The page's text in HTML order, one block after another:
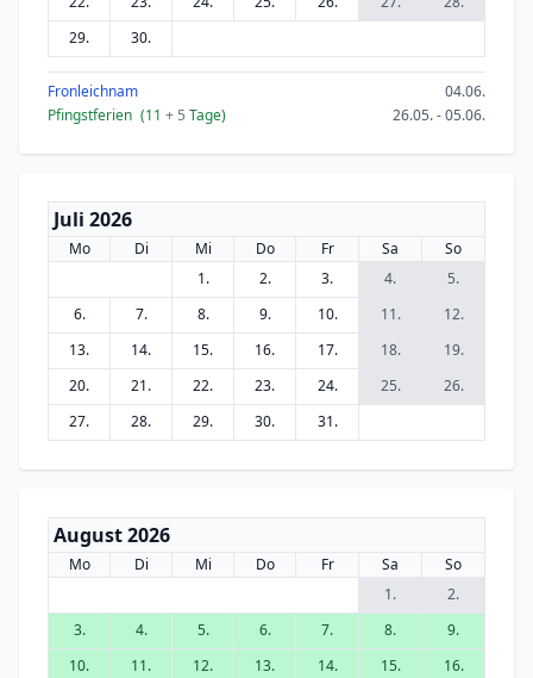
29.
30.
Fronleichnam
04.06.
Pfingstferien (11 + 5 Tage) 26.05. - 05.06.
Juli 2026
Mo Di Mi Do Fr Sa
So
1.
2. 3. 4.
5.
6.
7. 8. 9. 10. 11.
12.
13.
14. 15. 16. 17. 18.
19.
20.
21. 22. 23. 24. 25.
26.
27.
28. 29. 30. 31.
August 2026
Mo Di Mi Do Fr Sa
So
1.
2.
3.
4. 5. 6. 7. 8.
9.
10.
11. 12. 13. 14. 15.
16.